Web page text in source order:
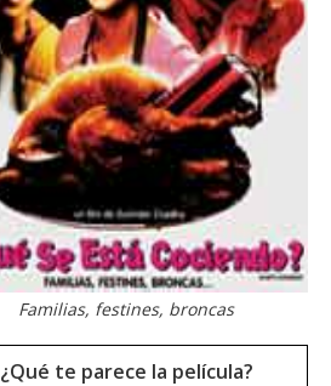
Familias, festines, broncas
¿Qué te parece la película?